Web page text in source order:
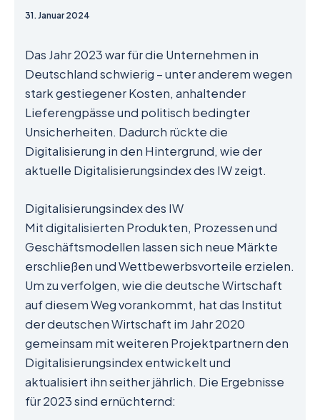
31. Januar 2024
Das Jahr 2023 war für die Unternehmen in
Deutschland schwierig – unter anderem wegen
stark gestiegener Kosten, anhaltender
Lieferengpässe und politisch bedingter
Unsicherheiten. Dadurch rückte die
Digitalisierung in den Hintergrund, wie der
aktuelle Digitalisierungsindex des IW zeigt.
Digitalisierungsindex des IW
Mit digitalisierten Produkten, Prozessen und
Geschäftsmodellen lassen sich neue Märkte
erschließen und Wettbewerbsvorteile erzielen.
Um zu verfolgen, wie die deutsche Wirtschaft
auf diesem Weg vorankommt, hat das Institut
der deutschen Wirtschaft im Jahr 2020
gemeinsam mit weiteren Projektpartnern den
Digitalisierungsindex entwickelt und
aktualisiert ihn seither jährlich. Die Ergebnisse
für 2023 sind ernüchternd: